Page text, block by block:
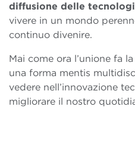
diffusione delle
vivere in un mondo
continuo divenire.
Mai come ora l’unione fa
una forma mentis
vedere nell’innovazione
migliorare il nostro